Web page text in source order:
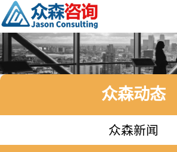
众森动态
众森新闻